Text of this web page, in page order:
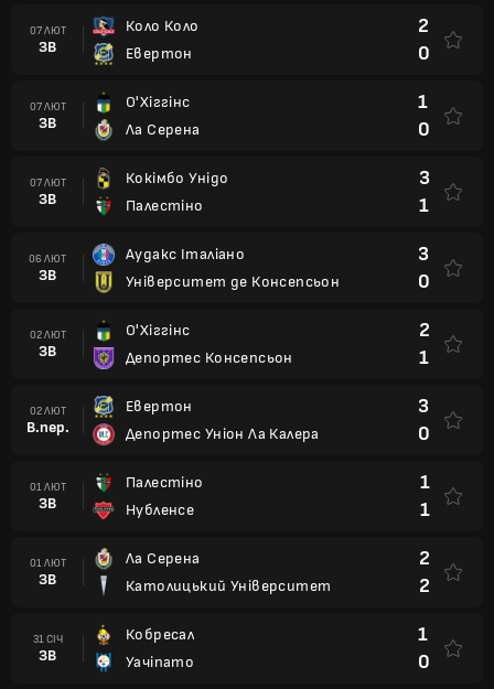
07 ЛЮТ
ЗВ
Коло Коло
Евертон
2
0
07 ЛЮТ
ЗВ
О'Хіггінс
Ла Серена
1
0
07 ЛЮТ
ЗВ
Кокімбо Унідо
Палестіно
3
1
06 ЛЮТ
ЗВ
Аудакс Італіано
Університет де Консепсьон
3
0
02 ЛЮТ
ЗВ
О'Хіггінс
Депортес Консепсьон
2
1
02 ЛЮТ
В.пер.
Евертон
Депортес Уніон Ла Калера
3
0
01 ЛЮТ
ЗВ
Палестіно
Нубленсе
1
1
01 ЛЮТ
ЗВ
Ла Серена
Католицький Університет
2
2
31 СІЧ
ЗВ
Кобресал
Уачіпато
1
0